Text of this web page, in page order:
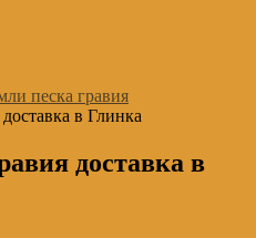
песка гравия
в Глинка
доставка в